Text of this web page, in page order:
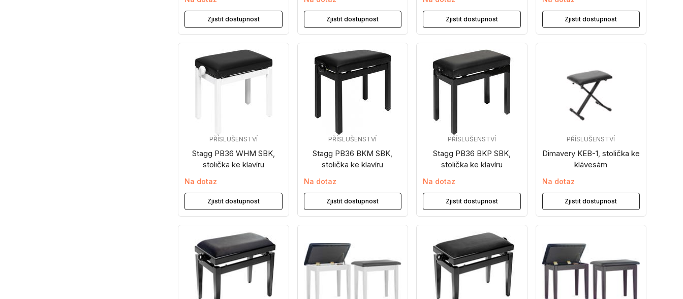
Zjistit dostupnost Zjistit dostupnost Zjistit dostupnost Zjistit dostupnost
Stagg PB36 WHM SBK,
stolička ke klavíru
PŘÍSLUŠENSTVÍ
Na dotaz
Zjistit dostupnost
Stagg PB36 BKM SBK,
stolička ke klavíru
PŘÍSLUŠENSTVÍ
Na dotaz
Zjistit dostupnost
Stagg PB36 BKP SBK,
stolička ke klavíru
PŘÍSLUŠENSTVÍ
Na dotaz
Zjistit dostupnost
Dimavery KEB-1, stolička ke
klávesám
PŘÍSLUŠENSTVÍ
Na dotaz
Zjistit dostupnost